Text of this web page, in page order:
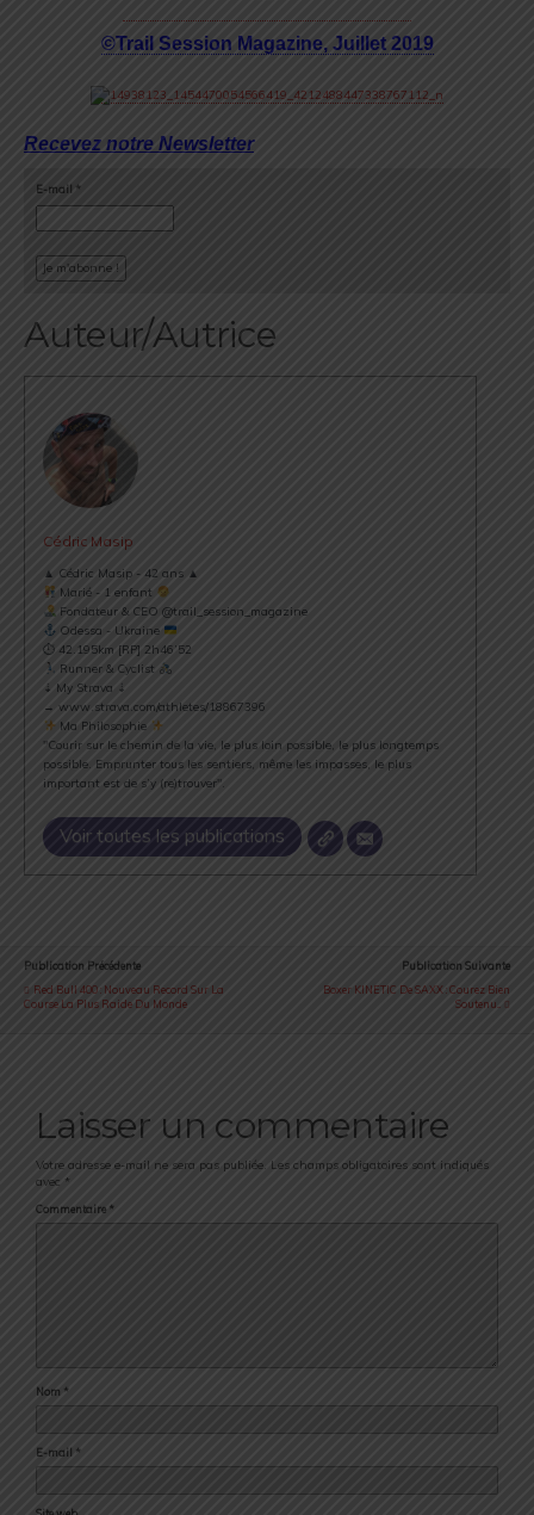
©Trail Session Magazine, Juillet 2019
Recevez notre Newsletter
E-mail *
Auteur/Autrice
Cédric Masip
▲ Cédric Masip - 42 ans ▲
Marié - 1 enfant
Fondateur & CEO @trail_session_magazine
Odessa - Ukraine
⏱ 42.195km [RP] 2h46’52
Runner & Cyclist
⇣ My Strava ⇣
→ www.strava.com/athletes/18867396
Ma Philosophie
"Courir sur le chemin de la vie, le plus loin possible, le plus longtemps
possible. Emprunter tous les sentiers, même les impasses, le plus
important est de s’y (re)trouver".
Voir toutes les publications
Publication Précédente
Red Bull 400 : Nouveau Record Sur La
Course La Plus Raide Du Monde
Publication Suivante
Boxer KINETIC De SAXX : Courez Bien
Soutenu...
Laisser un commentaire
Votre adresse e-mail ne sera pas publiée. Les champs obligatoires sont indiqués
avec *
Commentaire *
Nom *
E-mail *